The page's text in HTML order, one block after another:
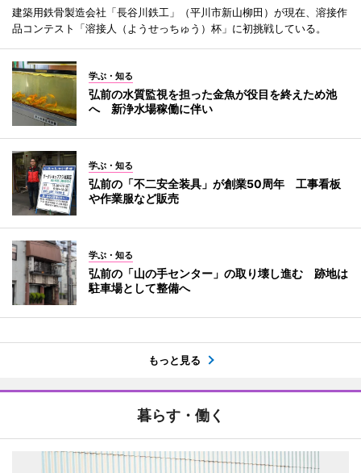
建築用鉄骨製造会社「長谷川鉄工」（平川市新山柳田）が現在、溶接作
品コンテスト「溶接人（ようせっちゅう）杯」に初挑戦している。
学ぶ・知る
弘前の水質監視を担った金魚が役目を終えため池
へ 新浄水場稼働に伴い
学ぶ・知る
弘前の「不二安全装具」が創業50周年 工事看板
や作業服など販売
学ぶ・知る
弘前の「山の手センター」の取り壊し進む 跡地は
駐車場として整備へ
もっと見る
暮らす・働く